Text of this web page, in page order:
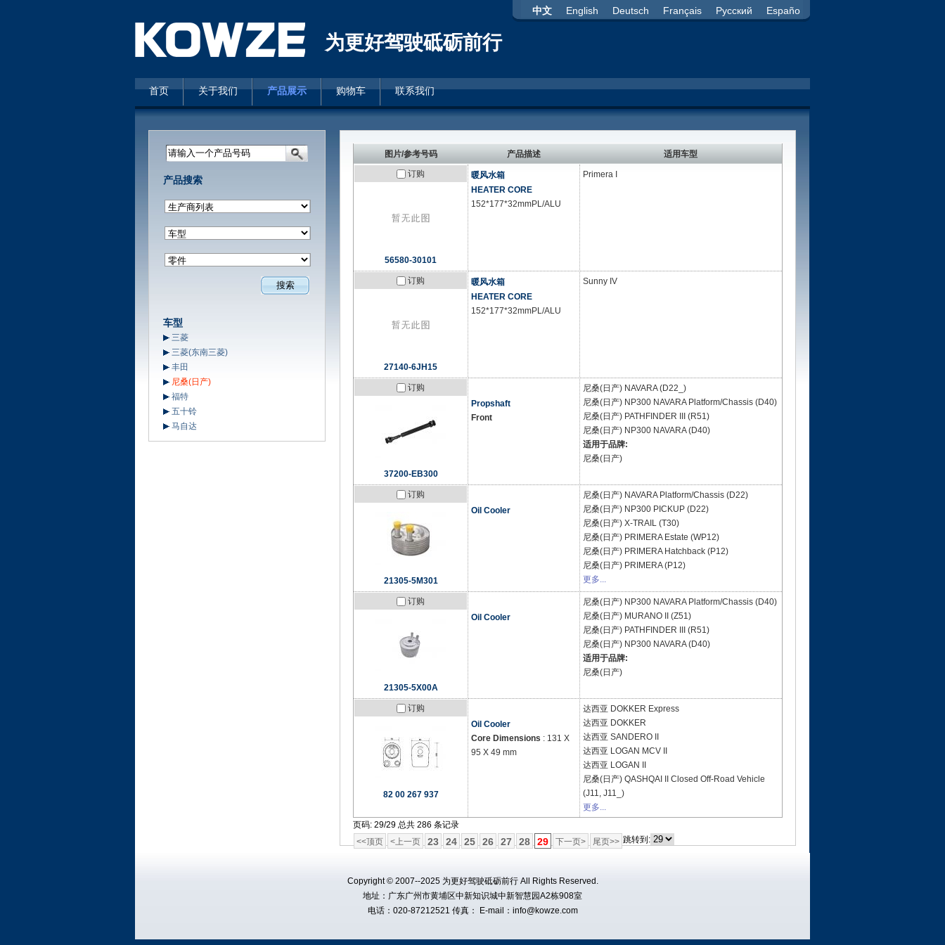
中文 English Deutsch Français Русский Españo
为更好驾驶砥砺前行
首页 关于我们 产品展示 购物车 联系我们
图片/参考号码 产品描述
适用车型
订购
56580-30101
暖风水箱
HEATER CORE
152*177*32mmPL/ALU
Primera I
订购
27140-6JH15
暖风水箱
HEATER CORE
152*177*32mmPL/ALU
Sunny IV
订购
37200-EB300
Propshaft
Front
尼桑(日产) NAVARA (D22_)
尼桑(日产) NP300 NAVARA Platform/Chassis (D40)
尼桑(日产) PATHFINDER III (R51)
尼桑(日产) NP300 NAVARA (D40)
适用于品牌:
尼桑(日产)
订购
21305-5M301
Oil Cooler
尼桑(日产) NAVARA Platform/Chassis (D22)
尼桑(日产) NP300 PICKUP (D22)
尼桑(日产) X-TRAIL (T30)
尼桑(日产) PRIMERA Estate (WP12)
尼桑(日产) PRIMERA Hatchback (P12)
尼桑(日产) PRIMERA (P12)
更多...
订购
21305-5X00A
Oil Cooler
尼桑(日产) NP300 NAVARA Platform/Chassis (D40)
尼桑(日产) MURANO II (Z51)
尼桑(日产) PATHFINDER III (R51)
尼桑(日产) NP300 NAVARA (D40)
适用于品牌:
尼桑(日产)
订购
82 00 267 937
Oil Cooler
Core Dimensions : 131 X
95 X 49 mm
达西亚 DOKKER Express
达西亚 DOKKER
达西亚 SANDERO II
达西亚 LOGAN MCV II
达西亚 LOGAN II
尼桑(日产) QASHQAI II Closed Off-Road Vehicle
(J11, J11_)
更多...
页码: 29/29 总共 286 条记录
<<顶页
<上一页 23 24 25 26 27 28 29 下一页> 尾页>> 跳转到:
请输入一个产品号码
产品搜索
车型
三菱
三菱(东南三菱)
丰田
尼桑(日产)
福特
五十铃
马自达
Copyright © 2007--2025 为更好驾驶砥砺前行 All Rights Reserved.
地址：广东广州市黄埔区中新知识城中新智慧园A2栋908室
电话：020-87212521 传真： E-mail：info@kowze.com